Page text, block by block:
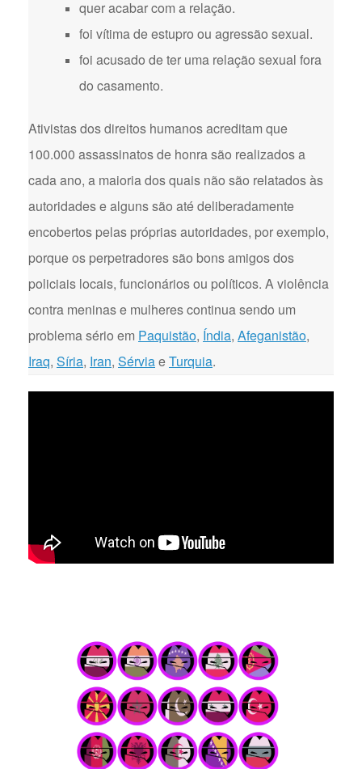
quer acabar com a relação.
foi vítima de estupro ou agressão sexual.
foi acusado de ter uma relação sexual fora
do casamento.
Ativistas dos direitos humanos acreditam que
100.000 assassinatos de honra são realizados a
cada ano, a maioria dos quais não são relatados às
autoridades e alguns são até deliberadamente
encobertos pelas próprias autoridades, por exemplo,
porque os perpetradores são bons amigos dos
policiais locais, funcionários ou políticos. A violência
contra meninas e mulheres continua sendo um
problema sério em Paquistão, Índia, Afeganistão,
Iraq, Síria, Iran, SérviaeTurquia.